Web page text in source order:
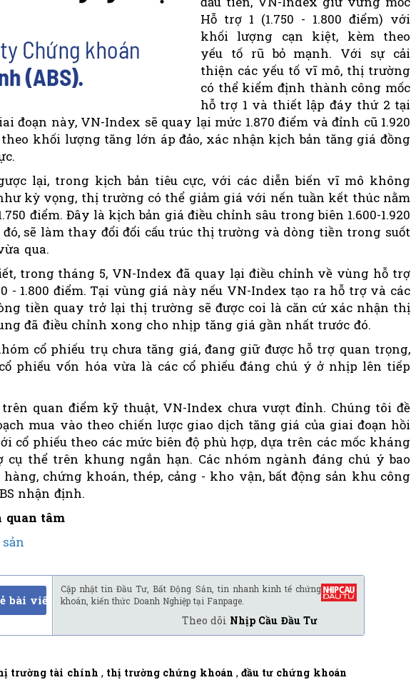
Hỗ trợ 1 (1.750 - 1.800 điểm) với
khối lượng cạn kiệt, kèm theo
yếu tố rũ bỏ mạnh. Với sự cải
thiện các yếu tố vĩ mô, thị trường
có thể kiểm định thành công mốc
hỗ trợ 1 và thiết lập đáy thứ 2 tại
đoạn này, VN-Index sẽ quay lại mức 1.870 điểm và đỉnh cũ 1.920
khối lượng tăng lớn áp đảo, xác nhận kịch bản tăng giá đồng
lại, trong kịch bản tiêu cực, với các diễn biến vĩ mô không
kỳ vọng, thị trường có thể giảm giá với nến tuần kết thúc nằm
điểm. Đây là kịch bản giá điều chỉnh sâu trong biên 1.600-1.920
đó, sẽ làm thay đổi đổi cấu trúc thị trường và dòng tiền trong suốt
qua.
trong tháng 5, VN-Index đã quay lại điều chỉnh về vùng hỗ trợ
- 1.800 điểm. Tại vùng giá này nếu VN-Index tạo ra hỗ trợ và các
tiền quay trở lại thị trường sẽ được coi là căn cứ xác nhận thị
đã điều chỉnh xong cho nhịp tăng giá gần nhất trước đó.
cổ phiếu trụ chưa tăng giá, đang giữ được hỗ trợ quan trọng,
phiếu vốn hóa vừa là các cổ phiếu đáng chú ý ở nhịp lên tiếp
trên quan điểm kỹ thuật, VN-Index chưa vượt đỉnh. Chúng tôi đề
mua vào theo chiến lược giao dịch tăng giá của giai đoạn hồi
cổ phiếu theo các mức biên độ phù hợp, dựa trên các mốc kháng
cụ thể trên khung ngắn hạn. Các nhóm ngành đáng chú ý bao
chứng khoán, thép, cảng - kho vận, bất động sản khu công
nhận định.
quan tâm
bài viết
Cập nhật tin Đầu Tư, Bất Động Sản, tin nhanh kinh tế chứng
khoán, kiến thức Doanh Nghiệp tại Fanpage.
Theo dõi Nhịp Cầu Đầu Tư
trường tài chính , thị trường chứng khoán ,đầu tư chứng khoán